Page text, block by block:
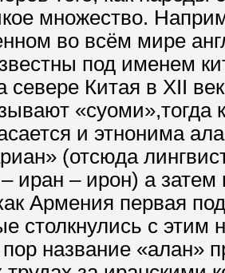
множество.
во всём мире
под именем
севере Китая в XII
и этнонима
(отсюда
иран – ирон) а затем
Армения первая
столкнулись с этим
название «алан»